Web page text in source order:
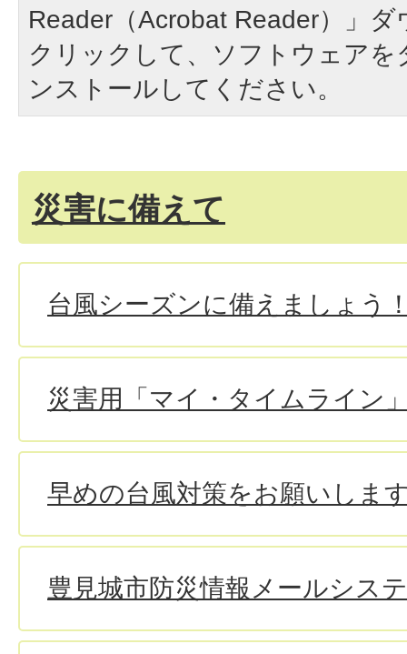
Reader（Acrobat Reader）」
クリックして、ソフトウェア
ンストールしてください。
災害に備えて
台風シーズンに備えましょう
災害用「マイ・タイムライン
早めの台風対策をお願いしま
豊見城市防災情報メールシス